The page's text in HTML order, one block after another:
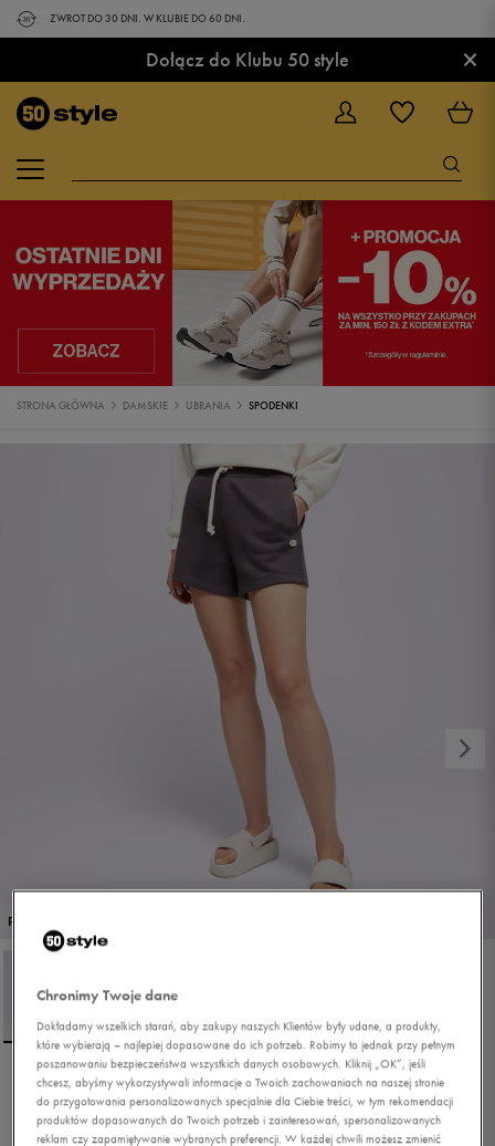
ZWROT DO 30 DNI. W KLUBIE DO 60 DNI.
Dołącz do Klubu 50 style ×
STRONA GŁÓWNA DAMSKIE UBRANIA SPODENKI
PROMO: DO -30%
CHAMPION SZORTY
BERMUDA-ECO FUTURE
Chronimy Twoje dane
Dokładamy wszelkich starań, aby zakupy naszych Klientów były udane, a produkty,
które wybierają – najlepiej dopasowane do ich potrzeb. Robimy to jednak przy pełnym
poszanowaniu bezpieczeństwa wszystkich danych osobowych. Kliknij „OK”, jeśli
chcesz, abyśmy wykorzystywali informacje o Twoich zachowaniach na naszej stronie
do przygotowania personalizowanych specjalnie dla Ciebie treści, w tym rekomendacji
produktów dopasowanych do Twoich potrzeb i zainteresowań, spersonalizowanych
reklam czy zapamiętywanie wybranych preferencji. W każdej chwili możesz zmienić